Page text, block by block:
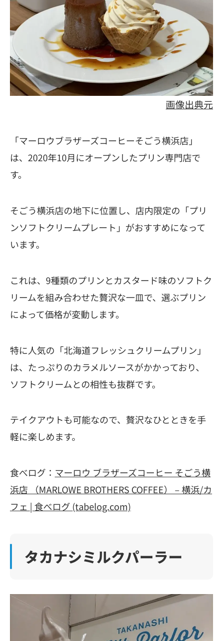
画像出典元
「マーロウブラザーズコーヒーそごう横浜店」
は、2020年10月にオープンしたプリン専門店で
す。
そごう横浜店の地下に位置し、店内限定の「プリ
ンソフトクリームプレート」がおすすめになって
います。
これは、9種類のプリンとカスタード味のソフトク
リームを組み合わせた贅沢な一皿で、選ぶプリン
によって価格が変動します。
特に人気の「北海道フレッシュクリームプリン」
は、たっぷりのカラメルソースがかかっており、
ソフトクリームとの相性も抜群です。
テイクアウトも可能なので、贅沢なひとときを手
軽に楽しめます。
食べログ： マーロウ ブラザーズコーヒー そごう横
浜店 （MARLOWE BROTHERS COFFEE） – 横浜/カ
フェ | 食べログ (tabelog.com)
タカナシミルクパーラー